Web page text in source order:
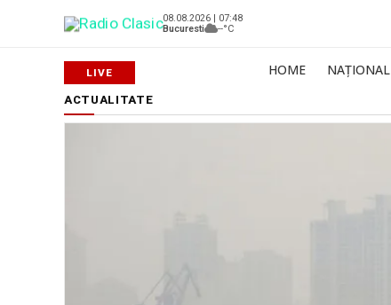
08.08.2026 | 07:48
Bucuresti
--°C
HOME NAȚIONAL
ACTUALITATE